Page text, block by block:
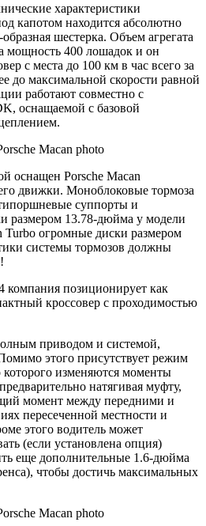
характеристики
капотом находится абсолютно
шестерка. Объем агрегата
мощность 400 лошадок и он
с места до 100 км в час всего за
до максимальной скорости равной
работают совместно с
оснащаемой с базовой
оснащен Porsche Macan
движки. Моноблоковые тормоза
суппорты и
размером 13.78-дюйма у модели
Turbo огромные диски размером
системы тормозов должны
компания позиционирует как
кроссовер с проходимостью
приводом и системой,
этого присутствует режим
изменяются моменты
натягивая муфту,
момент между передними и
пересеченной местности и
этого водитель может
(если установлена опция)
еще дополнительные 1.6-дюйма
чтобы достичь максимальных